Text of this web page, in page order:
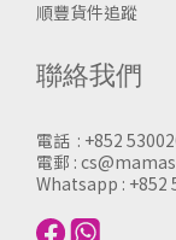
順豐貨件追蹤
聯絡我們
電話 : +852
電郵 :
Whatsapp : +852